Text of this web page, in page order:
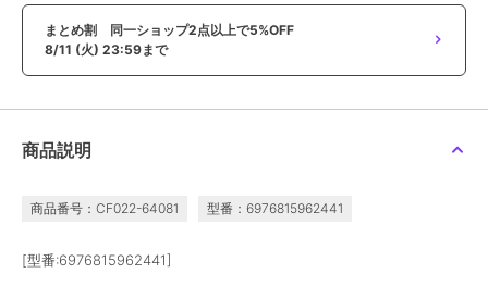
まとめ割 同一ショップ2点以上で5%OFF
8/11 (火) 23:59まで
商品説明
商品番号：CF022-64081 型番：6976815962441
[型番:6976815962441]